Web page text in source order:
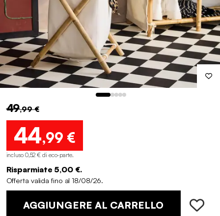
49,99 €
44,99 €
incluso 0,52 € di eco-parte.
Risparmiate 5,00 €.
Offerta valida fino al 18/08/26.
AGGIUNGERE AL CARRELLO